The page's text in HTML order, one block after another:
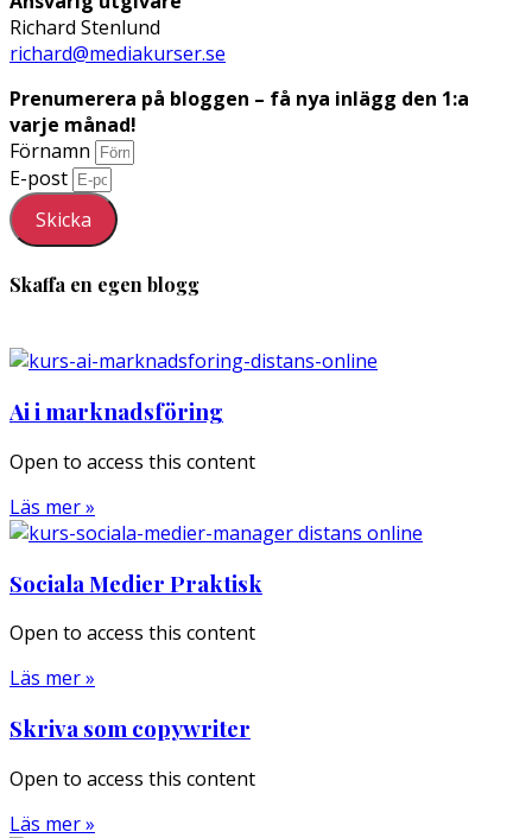
Richard Stenlund
richard@mediakurser.se
Prenumerera på bloggen – få nya inlägg den 1:a
varje månad!
Förnamn
E-post
Skicka
Skaffa en egen blogg
Ai i marknadsföring
Open to access this content
Läs mer »
Sociala Medier Praktisk
Open to access this content
Läs mer »
Skriva som copywriter
Open to access this content
Läs mer »